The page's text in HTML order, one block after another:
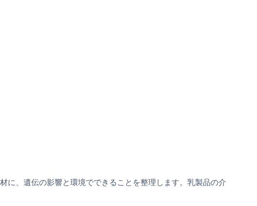
に、遺伝の影響と環境でできることを整理します。乳製品の介